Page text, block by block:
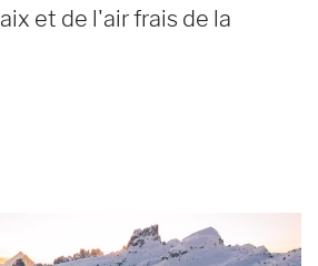
et de l'air frais de la